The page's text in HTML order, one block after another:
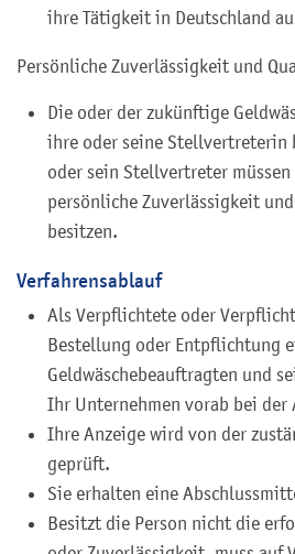
ihre Tätigkeit in Deutschland
Persönliche Zuverlässigkeit und
Die oder der zukünftige
ihre oder seine Stellvertreterin
oder sein Stellvertreter
persönliche Zuverlässigkeit
besitzen.
Verfahrensablauf
Als Verpflichtete oder
Bestellung oder Entpflichtung
Geldwäschebeauftragten und
Ihr Unternehmen vorab bei der
Ihre Anzeige wird von der
geprüft.
Sie erhalten eine
Besitzt die Person nicht die